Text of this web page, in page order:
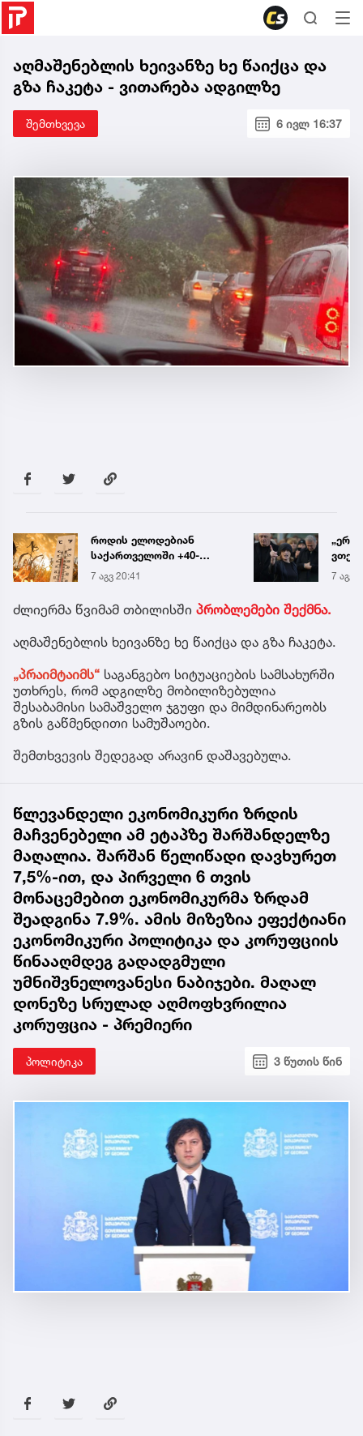
აღმაშენებლის ხეივანზე ხე წაიქცა და
გზა ჩაკეტა - ვითარება ადგილზე
შემთხვევა 6 ივლ 16:37
„ერთი წინადადება რომ
ვთქვა, ის გახდის
ნათელს, თუ რატომ იყო
ნია იმნაძე
წამქეზებელი...“ - გიგა
ავალიანის დედა
7 აგვ 20:19
რა
7 აგვ
ძლიერმა წვიმამ თბილისში პრობლემები შექმნა.
აღმაშენებლის ხეივანზე ხე წაიქცა და გზა ჩაკეტა.
„პრაიმტაიმს“ საგანგებო სიტუაციების სამსახურში
უთხრეს, რომ ადგილზე მობილიზებულია
შესაბამისი სამაშველო ჯგუფი და მიმდინარეობს
გზის გაწმენდითი სამუშაოები.
შემთხვევის შედეგად არავინ დაშავებულა.
წლევანდელი ეკონომიკური ზრდის
მაჩვენებელი ამ ეტაპზე შარშანდელზე
მაღალია. შარშან წელიწადი დავხურეთ
7,5%-ით, და პირველი 6 თვის
მონაცემებით ეკონომიკურმა ზრდამ
შეადგინა 7.9%. ამის მიზეზია ეფექტიანი
ეკონომიკური პოლიტიკა და კორუფციის
წინააღმდეგ გადადგმული
უმნიშვნელოვანესი ნაბიჯები. მაღალ
დონეზე სრულად აღმოფხვრილია
კორუფცია - პრემიერი
პოლიტიკა 3 წუთის წინ